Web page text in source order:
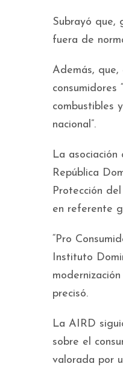
Subrayó que,
fuera de
Además,
combustibles
nacional”.
La
República
Protección
en referente
“Pro
Instituto
precisó.
La AIRD
sobre el
valorada por